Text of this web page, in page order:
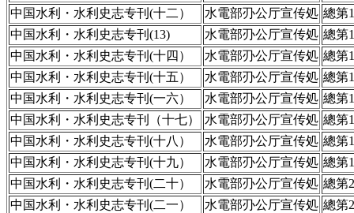
中国水利・水利史志专刊(十二）
水電部刅公厅宣传処 總第
中国水利・水利史志专刊(13)
水電部刅公厅宣传処 總第
中国水利・水利史志专刊(十四）
水電部刅公厅宣传処 總第
中国水利・水利史志专刊(十五）
水電部刅公厅宣传処 總第
中国水利・水利史志专刊(一六）
水電部刅公厅宣传処 總第
中国水利・水利史志专刊（十七）
水電部刅公厅宣传処 總第
中国水利・水利史志专刊(十八）
水電部刅公厅宣传処 總第
中国水利・水利史志专刊(十九）
水電部刅公厅宣传処 總第
中国水利・水利史志专刊(二十）
水電部刅公厅宣传処 總第
中国水利・水利史志专刊(二一）
水電部刅公厅宣传処 總第